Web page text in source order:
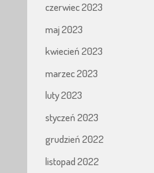
czerwiec 2023
maj 2023
kwiecień 2023
marzec 2023
luty 2023
styczeń 2023
grudzień 2022
listopad 2022